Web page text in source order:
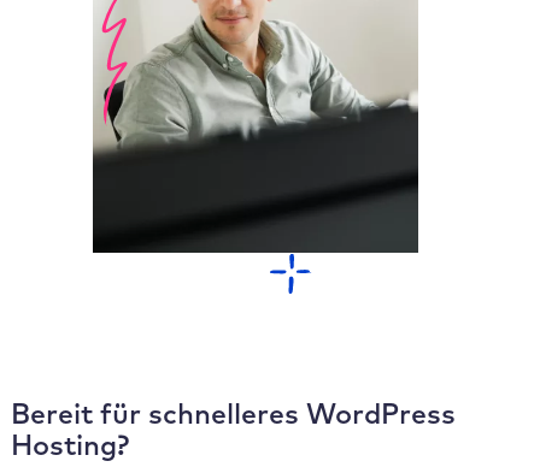
Bereit für schnelleres WordPress
Hosting?